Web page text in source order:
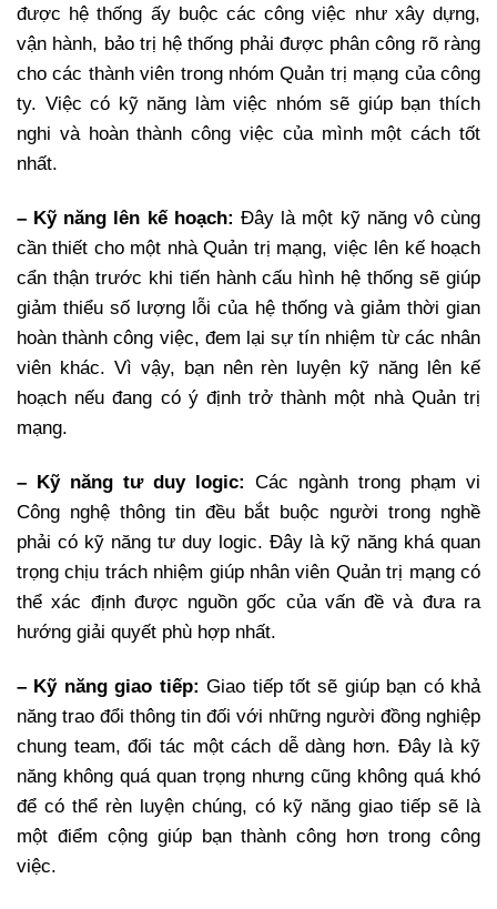
được hệ thống ấy buộc các công việc như xây dựng,
vận hành, bảo trị hệ thống phải được phân công rõ ràng
cho các thành viên trong nhóm Quản trị mạng của công
ty. Việc có kỹ năng làm việc nhóm sẽ giúp bạn thích
nghi và hoàn thành công việc của mình một cách tốt
nhất.
– Kỹ năng lên kế hoạch: Đây là một kỹ năng vô cùng
cần thiết cho một nhà Quản trị mạng, việc lên kế hoạch
cẩn thận trước khi tiến hành cấu hình hệ thống sẽ giúp
giảm thiểu số lượng lỗi của hệ thống và giảm thời gian
hoàn thành công việc, đem lại sự tín nhiệm từ các nhân
viên khác. Vì vậy, bạn nên rèn luyện kỹ năng lên kế
hoạch nếu đang có ý định trở thành một nhà Quản trị
mạng.
– Kỹ năng tư duy logic: Các ngành trong phạm vi
Công nghệ thông tin đều bắt buộc người trong nghề
phải có kỹ năng tư duy logic. Đây là kỹ năng khá quan
trọng chịu trách nhiệm giúp nhân viên Quản trị mạng có
thể xác định được nguồn gốc của vấn đề và đưa ra
hướng giải quyết phù hợp nhất.
– Kỹ năng giao tiếp:Giao tiếp tốt sẽ giúp bạn có khả
năng trao đổi thông tin đối với những người đồng nghiệp
chung team, đối tác một cách dễ dàng hơn. Đây là kỹ
năng không quá quan trọng nhưng cũng không quá khó
để có thể rèn luyện chúng, có kỹ năng giao tiếp sẽ là
một điểm cộng giúp bạn thành công hơn trong công
việc.